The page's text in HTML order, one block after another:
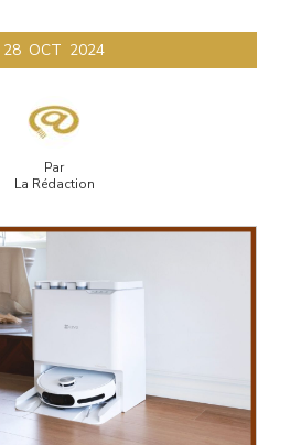
28 OCT 2024
Par
La Rédaction